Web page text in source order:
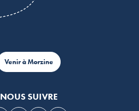
Venir à Morzine
NOUS SUIVRE